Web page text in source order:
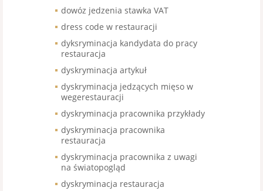
dowóz jedzenia stawka VAT
dress code w restauracji
dyksryminacja kandydata do pracy
restauracja
dyskryminacja artykuł
dyskryminacja jedzących mięso w
wegerestauracji
dyskryminacja pracownika przykłady
dyskryminacja pracownika
restauracja
dyskryminacja pracownika z uwagi
na światopogląd
dyskryminacja restauracja